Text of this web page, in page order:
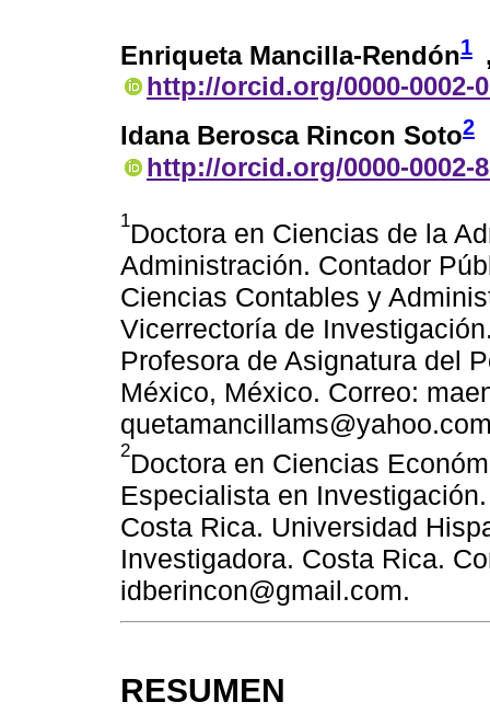
Enriqueta Mancilla-Rendón1
http://orcid.org/0000-0002-
Idana Berosca Rincon Soto2
http://orcid.org/0000-0002-
1Doctora en Ciencias de la
Administración. Contador
Ciencias Contables y
Vicerrectoría de
Profesora de Asignatura del
México, México. Correo:
2Doctora en Ciencias
Especialista en
Costa Rica. Universidad
Investigadora. Costa Rica.
idberincon@gmail.com.
RESUMEN